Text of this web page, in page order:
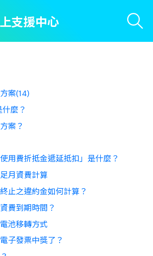
支援中心
案(14)
麼？
案？
使用費折抵金遞延抵扣」是什麼？
月資費計算
止之違約金如何計算？
費到期時間？
池移轉方式
子發票中獎了？